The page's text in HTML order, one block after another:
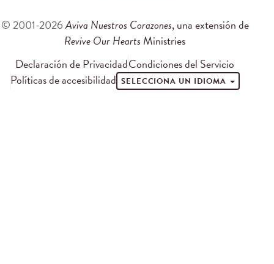
© 2001-2026Aviva Nuestros Corazones, una extensión de
Revive Our Hearts Ministries
Declaración de PrivacidadCondiciones del Servicio
Políticas de accesibilidad SELECCIONA UN IDIOMA